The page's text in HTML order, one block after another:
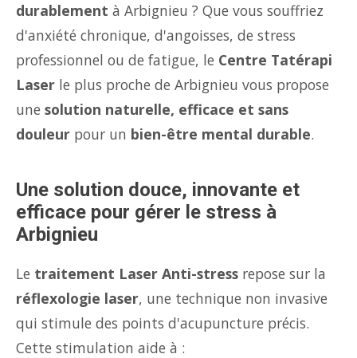
durablement à Arbignieu ? Que vous souffriez
d'anxiété chronique, d'angoisses, de stress
professionnel ou de fatigue, le Centre Tatérapi
Laser le plus proche de Arbignieu vous propose
une solution naturelle, efficace et sans
douleur pour un bien-être mental durable.
Une solution douce, innovante et
efficace pour gérer le stress à
Arbignieu
Le traitement Laser Anti-stress repose sur la
réflexologie laser, une technique non invasive
qui stimule des points d'acupuncture précis.
Cette stimulation aide à :